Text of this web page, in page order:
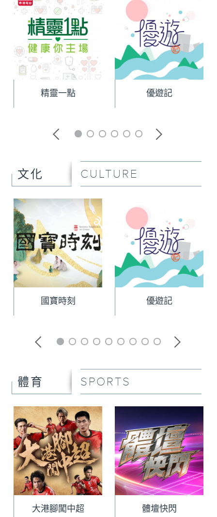
精靈一點 優遊記
文化 CULTURE
國寶時刻 優遊記
體育 SPORTS
大港腳闖中超 體壇快閃